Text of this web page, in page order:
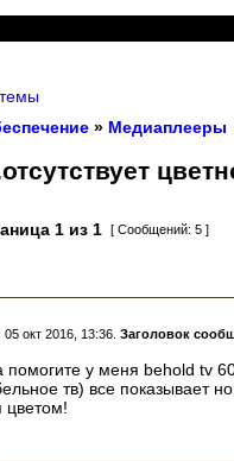
» Медиаплееры
1 из 1 [ Сообщений: 5 ]
05 окт 2016, 13:36. Заголовок
помогите у меня behold tv
тв) все показывает
цветом!